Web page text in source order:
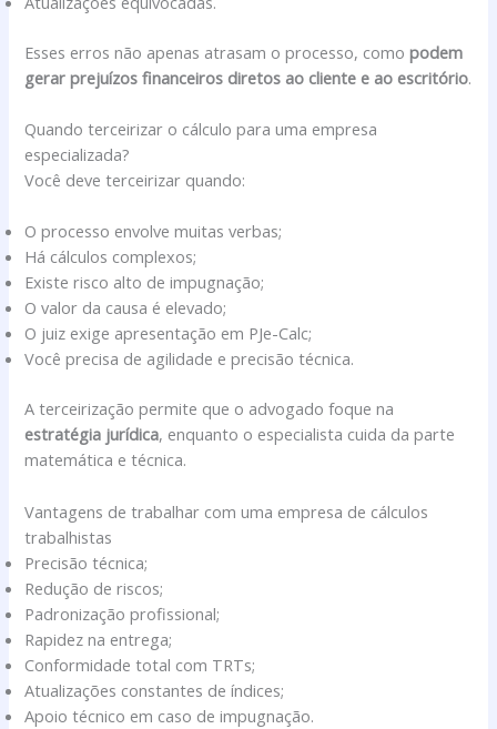
Esses erros não apenas atrasam o processo, comopodem
gerar prejuízos financeiros diretos ao cliente e ao escritório.
Quando terceirizar o cálculo para uma empresa
especializada?
Você deve terceirizar quando:
O processo envolve muitas verbas;
Há cálculos complexos;
Existe risco alto de impugnação;
O valor da causa é elevado;
O juiz exige apresentação em PJe-Calc;
Você precisa de agilidade e precisão técnica.
A terceirização permite que o advogado foque na
estratégia jurídica, enquanto o especialista cuida da parte
matemática e técnica.
Vantagens de trabalhar com uma empresa de cálculos
trabalhistas
Precisão técnica;
Redução de riscos;
Padronização profissional;
Rapidez na entrega;
Conformidade total com TRTs;
Atualizações constantes de índices;
Apoio técnico em caso de impugnação.